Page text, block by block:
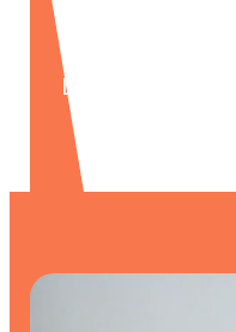
Las expresiones